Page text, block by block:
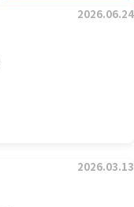
2026.06.24
2026.03.13